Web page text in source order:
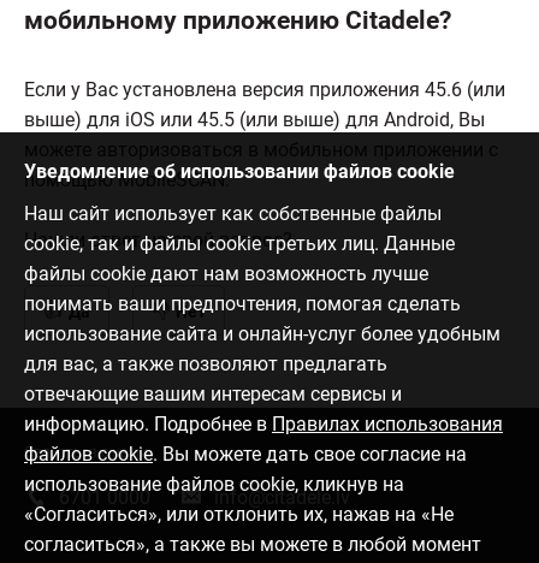
мобильному приложению Citadele?
Если у Вас установлена версия приложения 45.6 (или
выше) для iOS или 45.5 (или выше) для Android, Вы
помощью MobileSCAN.
Нашли ответ на свой вопрос?
Да Нет
Уведомление об использовании файлов cookie
Наш сайт использует как собственные файлы
cookie, так и файлы cookie третьих лиц. Данные
файлы cookie дают нам возможность лучше
понимать ваши предпочтения, помогая сделать
использование сайта и онлайн-услуг более удобным
для вас, а также позволяют предлагать
отвечающие вашим интересам сервисы и
информацию. Подробнее в Правилах использования
файлов cookie. Вы можете дать свое согласие на
использование файлов cookie, кликнув на
«Согласиться», или отклонить их, нажав на «Не
согласиться», а также вы можете в любой момент
Связаться с нами
6701 0000 info@citadele.lv